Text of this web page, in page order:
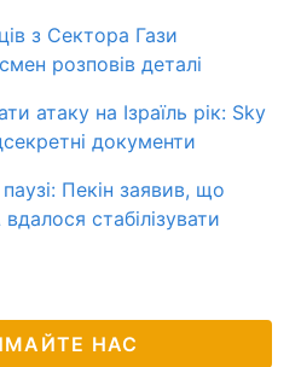
з Сектора Гази
розповів деталі
атаку на Ізраїль рік: Sky
документи
Пекін заявив, що
стабілізувати
НАС